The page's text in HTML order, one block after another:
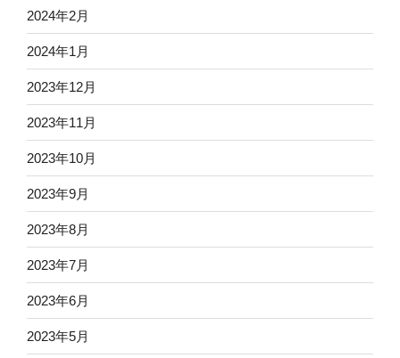
2024年2月
2024年1月
2023年12月
2023年11月
2023年10月
2023年9月
2023年8月
2023年7月
2023年6月
2023年5月